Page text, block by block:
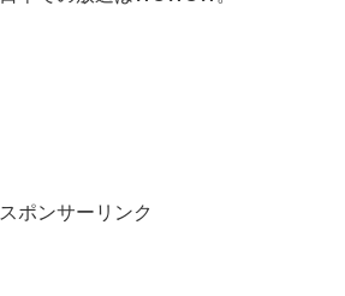
スポンサーリンク